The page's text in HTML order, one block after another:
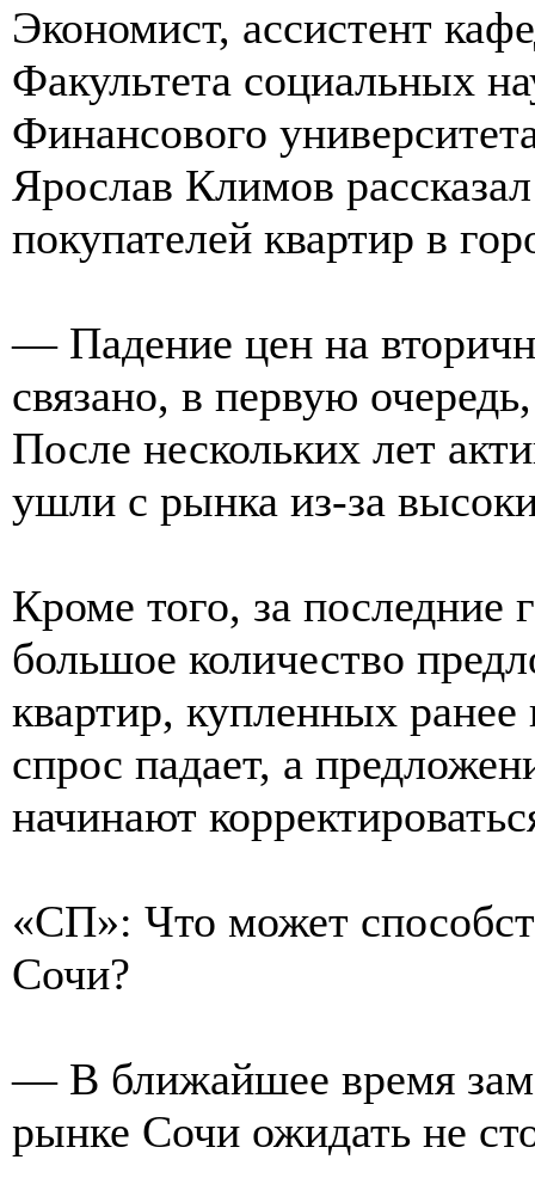
Экономист, ассистент
Факультета социальных
Финансового
Ярослав Климов
покупателей квартир в
— Падение цен на
связано, в первую
После нескольких лет
ушли с рынка из-за
Кроме того, за последние
большое количество
квартир, купленных
спрос падает, а
начинают
«СП»: Что может
Сочи?
— В ближайшее время
рынке Сочи ожидать не